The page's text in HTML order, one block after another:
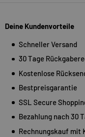
Deine Kundenvorteile
Schneller Versand
30 Tage
Kostenlose
Bestpreisgarantie
SSL Secure
Bezahlung nach 30
Rechnungskauf mit